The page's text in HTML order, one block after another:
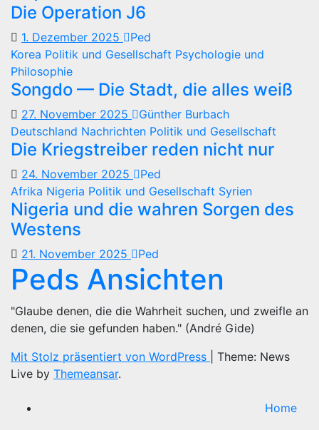
Die Operation J6
1. Dezember 2025
Ped
Korea Politik und Gesellschaft Psychologie und
Philosophie
Songdo — Die Stadt, die alles weiß
27. November 2025
Günther Burbach
Deutschland Nachrichten Politik und Gesellschaft
Die Kriegstreiber reden nicht nur
24. November 2025
Ped
Afrika Nigeria Politik und Gesellschaft Syrien
Nigeria und die wahren Sorgen des
Westens
21. November 2025 Ped
Peds Ansichten
"Glaube denen, die die Wahrheit suchen, und zweifle an
denen, die sie gefunden haben." (André Gide)
Mit Stolz präsentiert von WordPress
Theme: News
Live by Themeansar.
Home